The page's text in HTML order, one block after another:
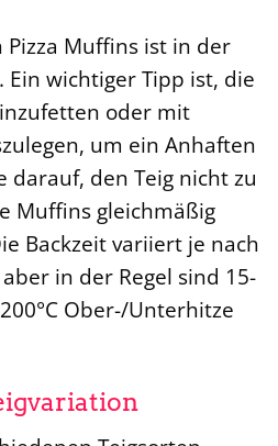
Muffins ist in der
wichtiger Tipp ist, die
oder mit
um ein Anhaften
darauf, den Teig nicht zu
Muffins gleichmäßig
Backzeit variiert je nach
in der Regel sind 15-
Ober-/Unterhitze